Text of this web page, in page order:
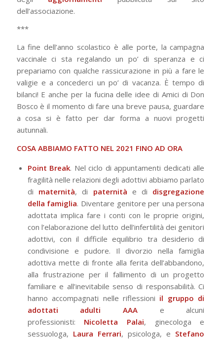
dell’associazione.
***
La fine dell’anno scolastico è alle porte, la campagna
vaccinale ci sta regalando un po’ di speranza e ci
prepariamo con qualche rassicurazione in più a fare le
valigie e a concederci un po’ di vacanza. È tempo di
bilanci! E anche per la fucina delle idee di Amici di Don
Bosco è il momento di fare una breve pausa, guardare
a cosa si è fatto per dar forma a nuovi progetti
autunnali.
COSA ABBIAMO FATTO NEL 2021 FINO AD ORA
Point Break. Nel ciclo di appuntamenti dedicati alle
fragilità nelle relazioni degli adottivi abbiamo parlato
di maternità, di paternità e di disgregazione
della famiglia. Diventare genitore per una persona
adottata implica fare i conti con le proprie origini,
con l’elaborazione del lutto dell’infertilità dei genitori
adottivi, con il difficile equilibrio tra desiderio di
condivisione e pudore. Il divorzio nella famiglia
adottiva mette di fronte alla ferita dell’abbandono,
alla frustrazione per il fallimento di un progetto
familiare e all’inevitabile senso di responsabilità. Ci
hanno accompagnati nelle riflessioni il gruppo di
adottati adulti AAA e alcuni
professionisti: Nicoletta Palai, ginecologa e
sessuologa, Laura Ferrari, psicologa, e Stefano